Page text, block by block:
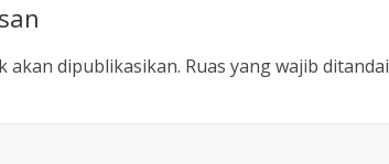
akan dipublikasikan. Ruas yang wajib ditandai